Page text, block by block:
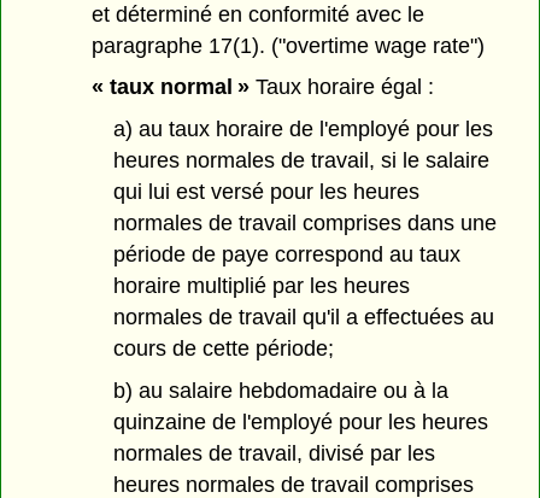
et déterminé en conformité avec le
paragraphe 17(1). ("overtime wage rate")
« taux normal » Taux horaire égal :
a) au taux horaire de l'employé pour les
heures normales de travail, si le salaire
qui lui est versé pour les heures
normales de travail comprises dans une
période de paye correspond au taux
horaire multiplié par les heures
normales de travail qu'il a effectuées au
cours de cette période;
b) au salaire hebdomadaire ou à la
quinzaine de l'employé pour les heures
normales de travail, divisé par les
heures normales de travail comprises